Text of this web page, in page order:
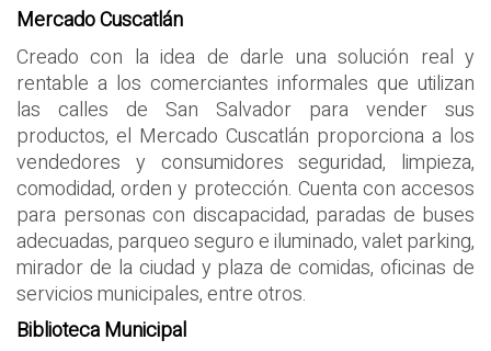
Mercado Cuscatlán
Creado con la idea de darle una solución real y
rentable a los comerciantes informales que utilizan
las calles de San Salvador para vender sus
productos, el Mercado Cuscatlán proporciona a los
vendedores y consumidores seguridad, limpieza,
comodidad, orden y protección. Cuenta con accesos
para personas con discapacidad, paradas de buses
adecuadas, parqueo seguro e iluminado, valet parking,
mirador de la ciudad y plaza de comidas, oficinas de
servicios municipales, entre otros.
Biblioteca Municipal